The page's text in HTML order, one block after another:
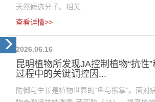
天然候选分子。相关...
查看详情>>
2026.06.16
昆明植物所发现JA控制植物“抗性”
过程中的关键调控因...
防御与生长是植物世界的“鱼与熊掌”。面对